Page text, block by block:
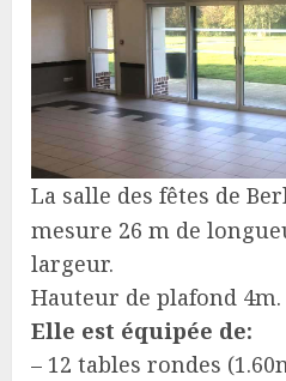
La salle des fêtes de
mesure 26 m de
largeur.
Hauteur de plafond 4m.
Elle est équipée de:
– 12 tables rondes